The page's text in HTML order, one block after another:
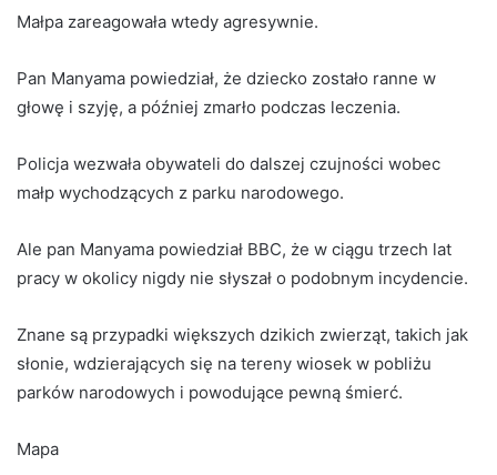
Małpa zareagowała wtedy agresywnie.
Pan Manyama powiedział, że dziecko zostało ranne w
głowę i szyję, a później zmarło podczas leczenia.
Policja wezwała obywateli do dalszej czujności wobec
małp wychodzących z parku narodowego.
Ale pan Manyama powiedział BBC, że w ciągu trzech lat
pracy w okolicy nigdy nie słyszał o podobnym incydencie.
Znane są przypadki większych dzikich zwierząt, takich jak
słonie, wdzierających się na tereny wiosek w pobliżu
parków narodowych i powodujące pewną śmierć.
Mapa